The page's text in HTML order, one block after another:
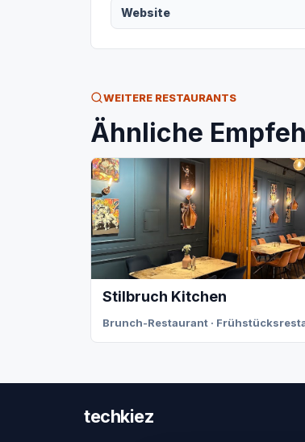
Website
WEITERE RESTAURANTS
Ähnliche
Stilbruch Kitchen
Brunch-Restaurant ·
techkiez